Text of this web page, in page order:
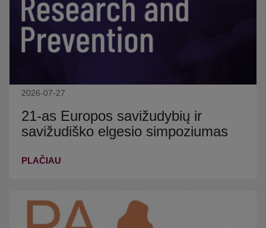
2026-07-27
21-as Europos savižudybių ir
savižudiško elgesio simpoziumas
PLAČIAU